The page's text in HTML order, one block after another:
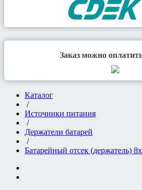
Заказ можно
Каталог
/
Источники питания
/
Держатели батарей
/
Батарейный отсек (держатель)